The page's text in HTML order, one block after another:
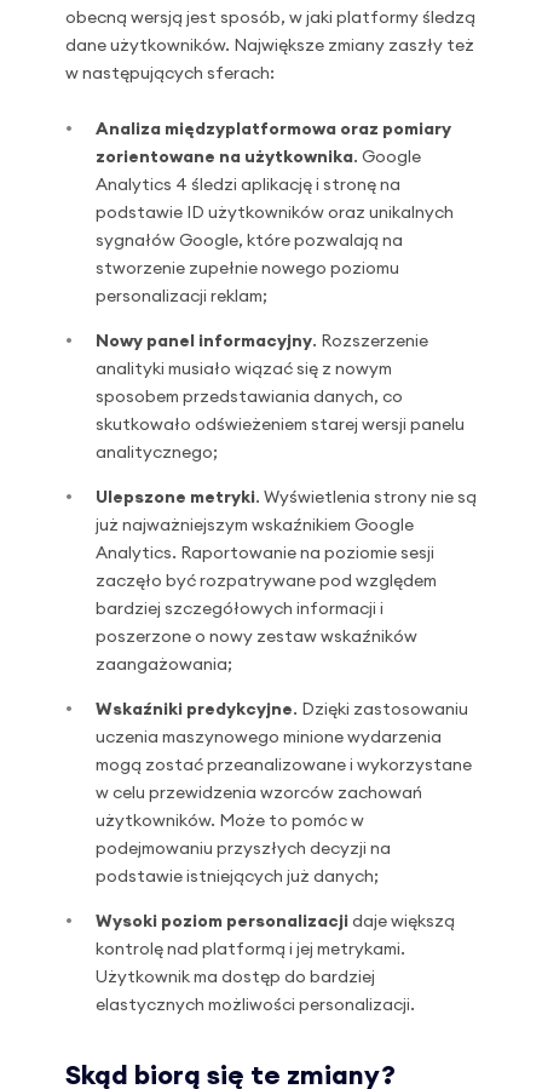
obecną wersją jest sposób, w jaki platformy śledzą
dane użytkowników. Największe zmiany zaszły też
w następujących sferach:
Analiza międzyplatformowa oraz pomiary
zorientowane na użytkownika. Google
Analytics 4 śledzi aplikację i stronę na
podstawie ID użytkowników oraz unikalnych
sygnałów Google, które pozwalają na
stworzenie zupełnie nowego poziomu
personalizacji reklam;
Nowy panel informacyjny. Rozszerzenie
analityki musiało wiązać się z nowym
sposobem przedstawiania danych, co
skutkowało odświeżeniem starej wersji panelu
analitycznego;
Ulepszone metryki. Wyświetlenia strony nie są
już najważniejszym wskaźnikiem Google
Analytics. Raportowanie na poziomie sesji
zaczęło być rozpatrywane pod względem
bardziej szczegółowych informacji i
poszerzone o nowy zestaw wskaźników
zaangażowania;
Wskaźniki predykcyjne. Dzięki zastosowaniu
uczenia maszynowego minione wydarzenia
mogą zostać przeanalizowane i wykorzystane
w celu przewidzenia wzorców zachowań
użytkowników. Może to pomóc w
podejmowaniu przyszłych decyzji na
podstawie istniejących już danych;
Wysoki poziom personalizacji daje większą
kontrolę nad platformą i jej metrykami.
Użytkownik ma dostęp do bardziej
elastycznych możliwości personalizacji.
Skąd biorą się te zmiany?